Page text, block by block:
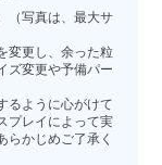
（写真は、最大サ
変更し、余った粒
ズ変更や予備パー
るように心がけて
プレイによって実
らかじめご了承く